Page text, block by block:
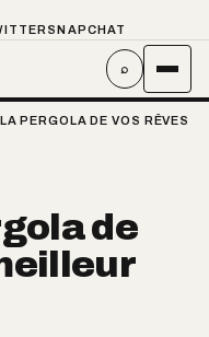
SNAPCHAT
⌕
PERGOLA DE VOS RÊVES
de